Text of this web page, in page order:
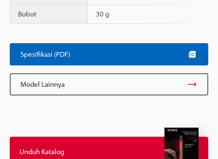
Bobot 30 g
Spesifikasi (PDF)
Model Lainnya
Unduh Katalog